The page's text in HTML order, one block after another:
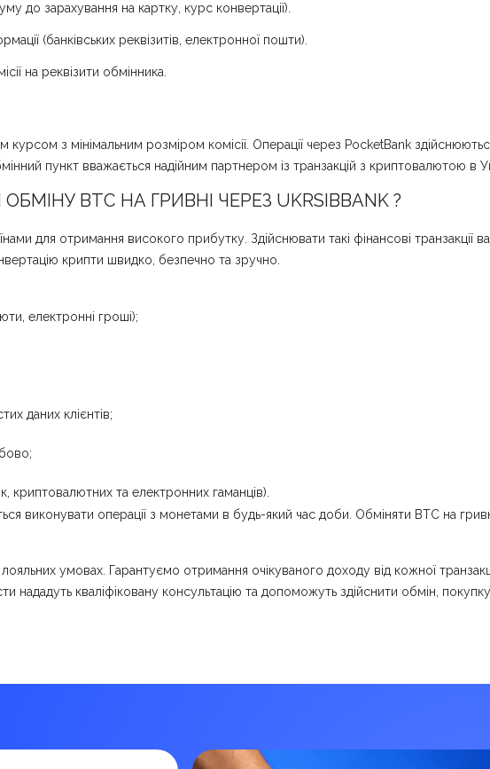
до зарахування на картку, курс конвертації).
(банківських реквізитів, електронної пошти).
на реквізити обмінника.
курсом з мінімальним розміром комісії. Операції через PocketBank
пункт вважається надійним партнером із транзакцій з криптовалютою в
BTC НА ГРИВНІ ЧЕРЕЗ UKRSIBBANK ?
для отримання високого прибутку. Здійснювати такі фінансові транзакції
крипти швидко, безпечно та зручно.
електронні гроші);
даних клієнтів;
криптовалютних та електронних гаманців).
виконувати операції з монетами в будь-який час доби. Обміняти BTC на
умовах. Гарантуємо отримання очікуваного доходу від кожної
нададуть кваліфіковану консультацію та допоможуть здійснити обмін,